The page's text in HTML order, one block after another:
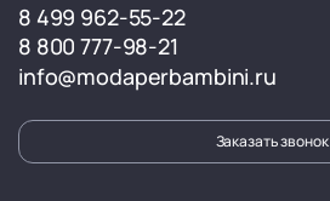
8 499 962-55-22
8 800 777-98-21
info@modaperbambini.ru
Заказать звонок